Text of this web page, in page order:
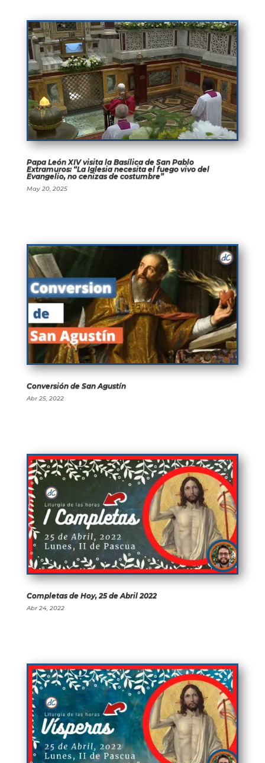
Papa León XIV visita la Basílica de San Pablo
Extramuros: “La Iglesia necesita el fuego vivo del
Evangelio, no cenizas de costumbre”
May 20, 2025
Conversión de San Agustín
Abr 25, 2022
Completas de Hoy, 25 de Abril 2022
Abr 24, 2022